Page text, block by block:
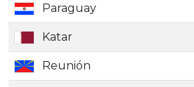
Paraguay
Katar
Reunión